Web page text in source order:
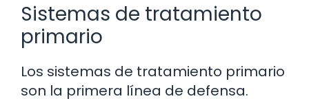
Sistemas de tratamiento
primario
Los sistemas de tratamiento primario
son la primera línea de defensa.